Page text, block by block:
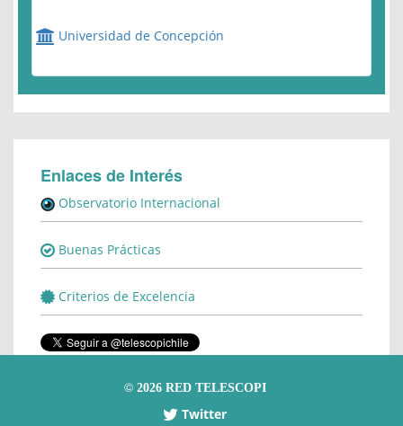
Universidad de Concepción
Enlaces de Interés
Observatorio Internacional
Buenas Prácticas
Criterios de Excelencia
©2026 RED TELESCOPI
Twitter